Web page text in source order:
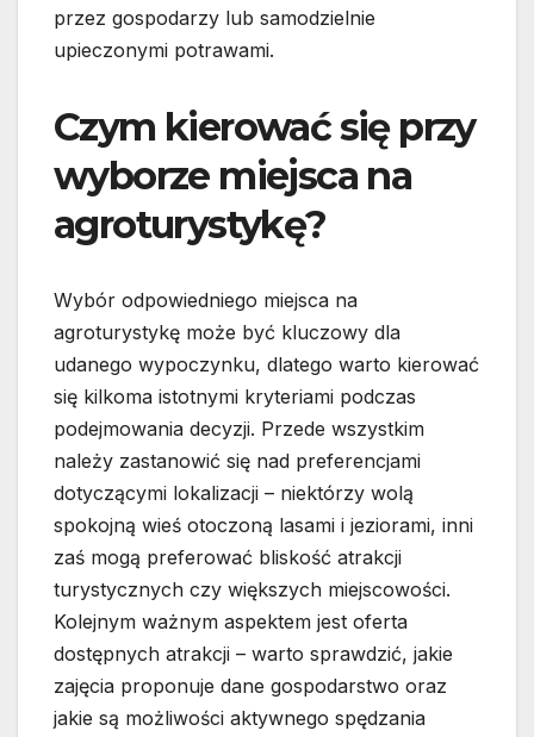
przez gospodarzy lub samodzielnie
upieczonymi potrawami.
Czym kierować się przy
wyborze miejsca na
agroturystykę?
Wybór odpowiedniego miejsca na
agroturystykę może być kluczowy dla
udanego wypoczynku, dlatego warto kierować
się kilkoma istotnymi kryteriami podczas
podejmowania decyzji. Przede wszystkim
należy zastanowić się nad preferencjami
dotyczącymi lokalizacji – niektórzy wolą
spokojną wieś otoczoną lasami i jeziorami, inni
zaś mogą preferować bliskość atrakcji
turystycznych czy większych miejscowości.
Kolejnym ważnym aspektem jest oferta
dostępnych atrakcji – warto sprawdzić, jakie
zajęcia proponuje dane gospodarstwo oraz
jakie są możliwości aktywnego spędzania